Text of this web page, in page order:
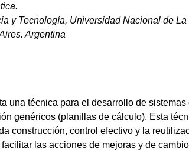
y Tecnología, Universidad Nacional de La
Argentina
una técnica para el desarrollo de
genéricos (planillas de cálculo). Esta
construcción, control efectivo y la
las acciones de mejoras y de